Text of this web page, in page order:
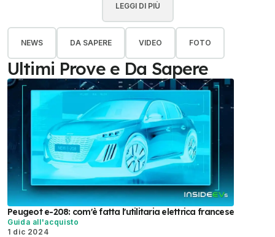
LEGGI DI PIÙ
NEWS DA SAPERE VIDEO FOTO
Ultimi Prove e Da Sapere
Peugeot e-208: com'è fatta l'utilitaria elettrica francese
Guida all'acquisto
1 dic 2024